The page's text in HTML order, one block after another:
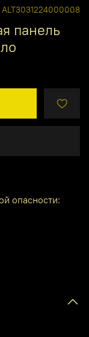
ALT3031224000008
панель
опасности: